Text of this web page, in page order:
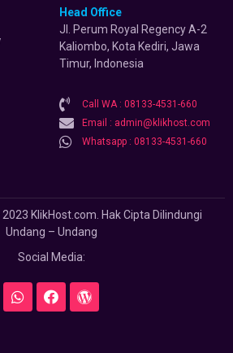
Head Office
Jl. Perum Royal Regency A-2
Kaliombo, Kota Kediri, Jawa
Timur, Indonesia
Call WA : 08133-4531-660
Email : admin@klikhost.com
Whatsapp : 08133-4531-660
KlikHost.com. Hak Cipta Dilindungi
Undang – Undang
Social Media: